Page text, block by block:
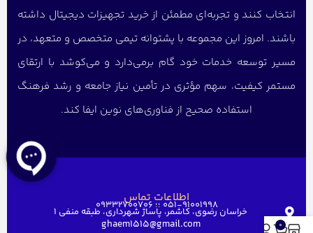
انتخاب کنند و تجربه‌ای مطمئن از خرید تجهیزات دیجیتال داشته
باشند. امروز این مجموعه با پشتوانه تیمی متخصص و متعهد، در
مسیر توسعه خدمات خود گام برمی‌دارد و می‌کوشد با ارتقای
مستمر کیفیت، سهم مؤثری در تأمین نیاز جامعه و رشد فرهنگ
استفاده صحیح از فناوری‌های نوین ایفا کند.
اطلاعات تماس051-91001998 ؛؛ 09332700706
خراسان رضوی، کاشمر، پاساژ شهرداری، طبقه منفی ۱
ghaem1515@gmail.com 0